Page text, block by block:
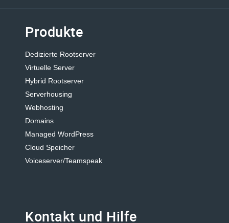
Produkte
Dedizierte Rootserver
Virtuelle Server
Hybrid Rootserver
Serverhousing
Webhosting
Domains
Managed WordPress
Cloud Speicher
Voiceserver/Teamspeak
Kontakt und Hilfe